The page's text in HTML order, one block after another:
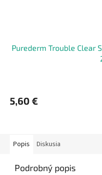
Purederm Trouble Clear
5,60 €
Popis Diskusia
Podrobný popis